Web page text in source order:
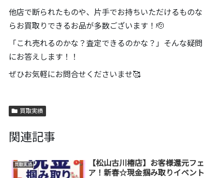
他店で断られたものや、片手でお持ちいただけるものな
らお買取りできるお品が多数ございます！🫡
「これ売れるのかな？査定できるのかな？」そんな疑問
にお答えします！！
ぜひお気軽にお問合せくださいませ🥰
買取実績
関連記事
買取実績
【松山古川椿店】お客様還元フェ
ア！新春☆現金掴み取りイベント